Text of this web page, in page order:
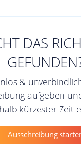
DAS
&
aufgeben
kürzester Zeit
Ausschreibung